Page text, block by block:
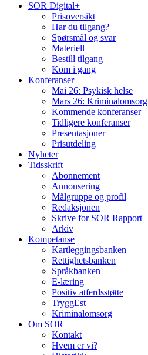
SOR Digital+
Prisoversikt
Har du tilgang?
Spørsmål og svar
Materiell
Bestill tilgang
Kom i gang
Konferanser
Mai 26: Psykisk helse
Mars 26: Kriminal­omsorg
Kommende konferanser
Tidligere konferanser
Presentasjoner
Prisutdeling
Nyheter
Tidsskrift
Abonnement
Annonsering
Målgruppe og profil
Redaksjonen
Skrive for SOR Rapport
Arkiv
Kompetanse
Kartleggingsbanken
Rettighetsbanken
Språkbanken
E-læring
Positiv atferdsstøtte
TryggEst
Kriminalomsorg
Om SOR
Kontakt
Hvem er vi?